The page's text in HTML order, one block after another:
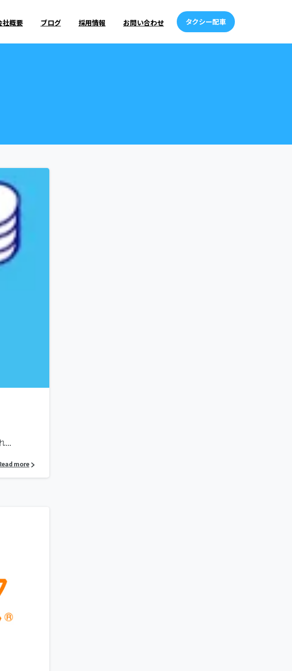
社概要 ブログ 採用情報 お問い合わせ タクシー配車
...
more